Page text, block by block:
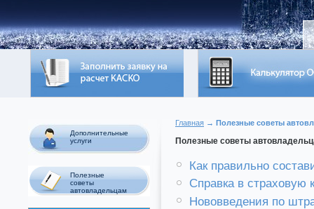
Дополнительные
услуги
Полезные
советы
автовладельцам
Главная → Полезные советы
Полезные советы
Как правильно
Справка в
Нововведения по